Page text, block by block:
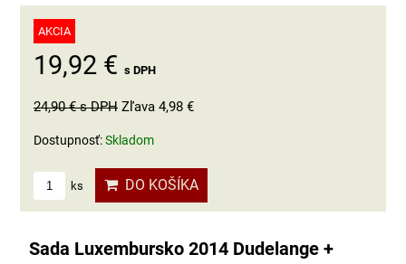
AKCIA
19,92 € s DPH
24,90 €s DPH Zľava 4,98 €
Dostupnosť:Skladom
ks DO KOŠÍKA
Sada Luxembursko 2014 Dudelange +